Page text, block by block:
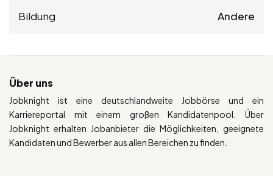
Bildung Andere
Über uns
Jobknight ist eine deutschlandweite Jobbörse und ein
Karriereportal mit einem großen Kandidatenpool. Über
Jobknight erhalten Jobanbieter die Möglichkeiten, geeignete
Kandidaten und Bewerber aus allen Bereichen zu finden.